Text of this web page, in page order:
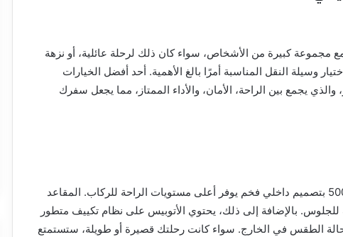
عند التفكير في السفر 01102106655 مع مجموعة كبيرة من الأشخاص، سواء كان ذلك لرحلة عائلية، أو نزهة
وسيلة النقل المناسبة أمرًا بالغ الأهمية. أحد أفضل الخيارات
تأجير أتوبيس مرسيدس 500 الفاخر، والذي يجمع بين الراحة، الأمان، والأداء الممتاز، مما يجعل سفرك
لذلك يتميز أتوبيس 01102106655 مرسيدس 500 بتصميم داخلي فخم يوفر أعلى مستويات الراحة للركاب. المقاعد
بالإضافة إلى ذلك، يحتوي الأتوبيس على نظام تكييف متطور
حالة الطقس في الخارج. سواء كانت رحلتك قصيرة أو طويلة، ستستمتع